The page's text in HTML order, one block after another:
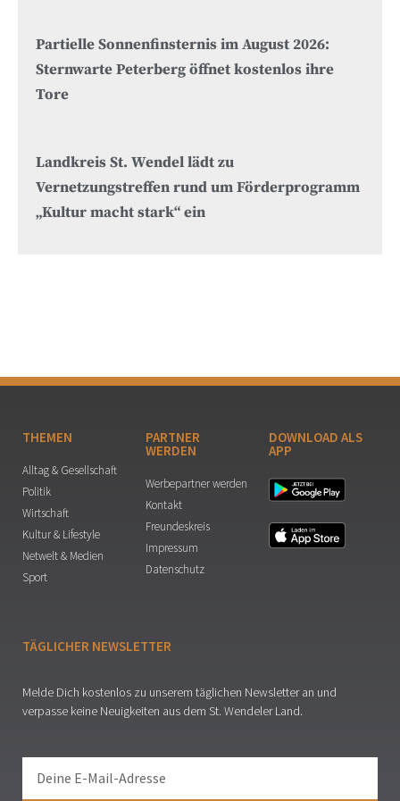
Partielle Sonnenfinsternis im August 2026:
Sternwarte Peterberg öffnet kostenlos ihre
Tore
Landkreis St. Wendel lädt zu
Vernetzungstreffen rund um Förderprogramm
„Kultur macht stark“ ein
THEMEN
Alltag & Gesellschaft
Politik
Wirtschaft
Kultur & Lifestyle
Netwelt & Medien
Sport
PARTNER
WERDEN
Werbepartner werden
Kontakt
Freundeskreis
Impressum
Datenschutz
DOWNLOAD ALS
APP
TÄGLICHER NEWSLETTER
Melde Dich kostenlos zu unserem täglichen Newsletter an und
verpasse keine Neuigkeiten aus dem St. Wendeler Land.